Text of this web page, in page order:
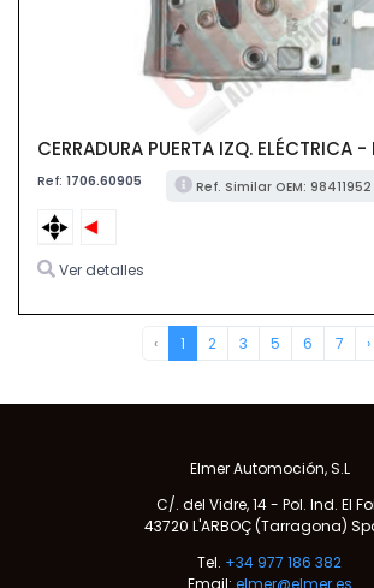
CERRADURA PUERTA IZQ. ELÉCTRICA
Ref: 1706.60905 Ref. Similar OEM: 98411952
Ver detalles
‹ 1 2 3 5 6 7 ›
Elmer Automoción, S.L
C/. del Vidre, 14 - Pol. Ind. El
43720 L'ARBOÇ (Tarragona)
Tel. +34 977 186 382